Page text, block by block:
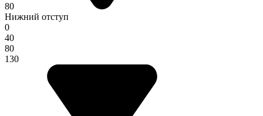
80
Нижний отступ
0
40
80
130